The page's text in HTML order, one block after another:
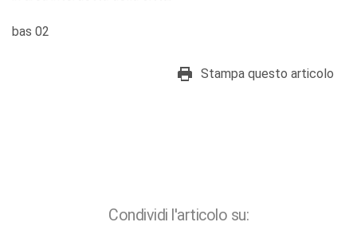
bas 02
Stampa questo articolo
Condividi l'articolo su: